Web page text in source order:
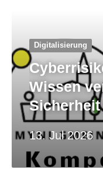
13. Jul 2026
Digitalisierung
Wissen